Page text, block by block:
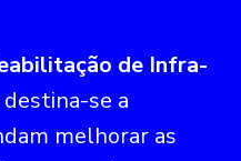
de Infra-
destina-se a
melhorar as